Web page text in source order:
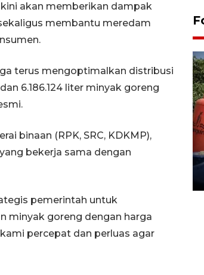
akan memberikan dampak
membantu meredam
terus mengoptimalkan distribusi
6.186.124 liter minyak goreng
binaan (RPK, SRC, KDKMP),
bekerja sama dengan
pemerintah untuk
minyak goreng dengan harga
percepat dan perluas agar
memuncak, air
Waduk Delingan Karanganyar
menyusut